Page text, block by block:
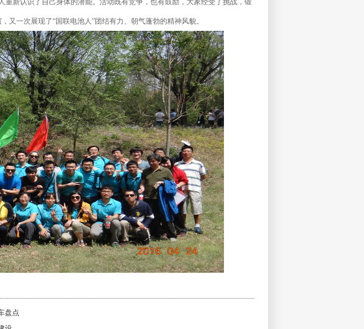
新认识了自己身体的潜能。活动既有竞争，也有鼓励，大家经受了挑战，锻
一次展现了“国联电池人”团结有力、朝气蓬勃的精神风貌。
盘点